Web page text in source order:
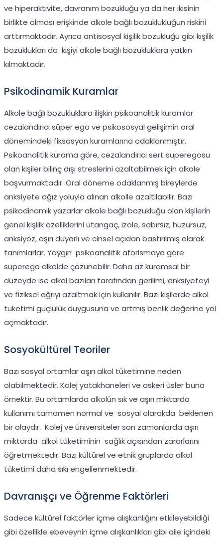
ve hiperaktivite, davranım bozukluğu ya da her ikisinin
birlikte olması erişkinde alkole bağlı bozuklukluğun riskini
arttırmaktadır. Ayrıca antisosyal kişilik bozukluğu gibi kişilik
bozuklukları da kişiyi alkole bağlı bozukluklara yatkın
kılmaktadır.
Psikodinamik Kuramlar
Alkole bağlı bozukluklara ilişkin psikoanalitik kuramlar
cezalandırıcı süper ego ve psikososyal gelişimin oral
dönemindeki fiksasyon kuramlarına odaklanmıştır.
Psikoanalitik kurama göre, cezalandırıcı sert superegosu
olan kişiler bilinç dışı streslerini azaltabilmek için alkole
başvurmaktadır. Oral döneme odaklanmış bireylerde
anksiyete ağız yoluyla alınan alkolle azaltılabilir. Bazı
psikodinamik yazarlar alkole bağlı bozukluğu olan kişilerin
genel kişilik özelliklerini utangaç, izole, sabırsız, huzursuz,
anksiyöz, aşırı duyarlı ve cinsel açıdan bastırılmış olarak
tanımlarlar. Yaygın psikoanalitik aforismaya göre
superego alkolde çözünebilir. Daha az kuramsal bir
düzeyde ise alkol bazıları tarafından gerilimi, anksiyeteyi
ve fiziksel ağrıyı azaltmak için kullanılır. Bazı kişilerde alkol
tüketimi güçlülük duygusuna ve artmış benlik değerine yol
açmaktadır.
Sosyokültürel Teoriler
Bazı sosyal ortamlar aşırı alkol tüketimine neden
olabilmektedir. Kolej yatakhaneleri ve askeri üsler buna
örnektir. Bu ortamlarda alkolün sık ve aşırı miktarda
kullanımı tamamen normal ve sosyal olarakda beklenen
bir olaydır. Kolej ve üniversiteler son zamanlarda aşırı
miktarda alkol tüketiminin sağlık açısından zararlarını
öğretmektedir. Bazı kültürel ve etnik gruplarda alkol
tüketimi daha sıkı engellenmektedir.
Davranışçı ve Öğrenme Faktörleri
Sadece kültürel faktörler içme alışkanlığını etkileyebildiği
gibi özellikle ebeveynin içme alışkanlıkları gibi aile içindeki